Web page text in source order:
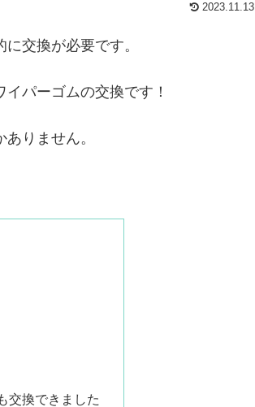
2023.11.13
交換が必要です。
パーゴムの交換です！
りません。
交換できました